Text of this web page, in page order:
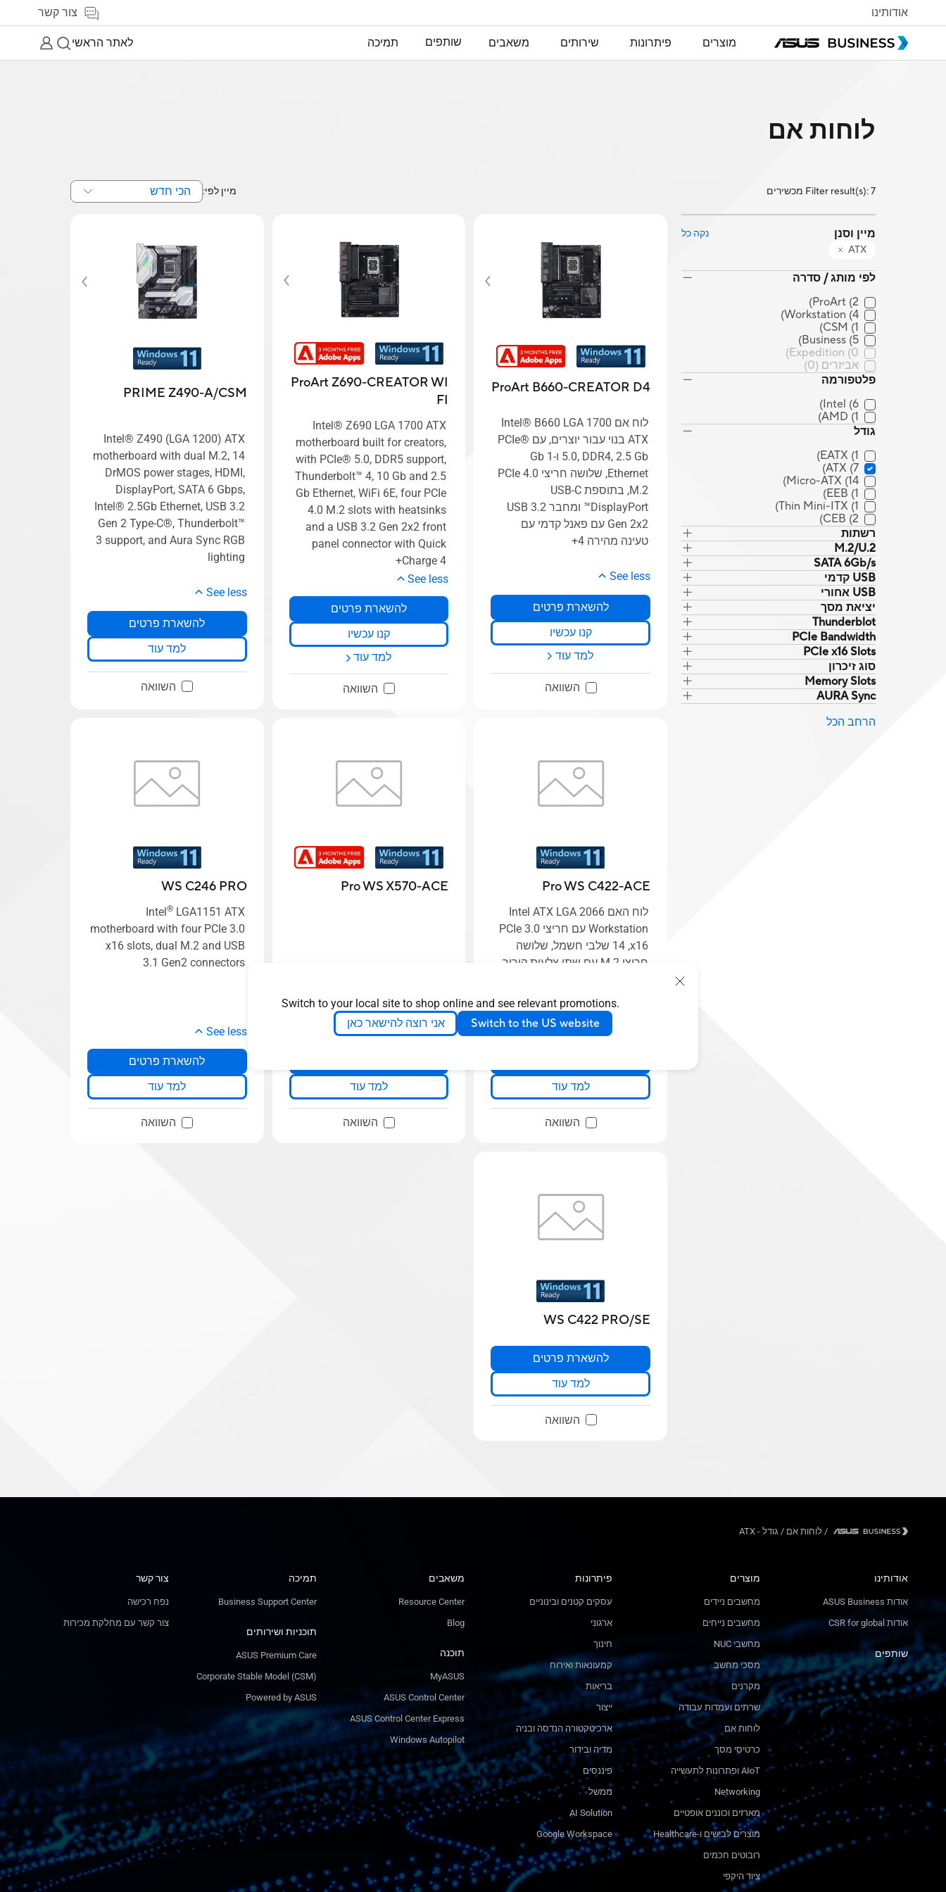
Switch to your local site to shop online and see relevant promotions.
אני רוצה להישאר כאן Switch to the US website
אודותינו צור קשר
מוצרים פיתרונות שירותים משאבים שותפים תמיכה לאתר הראשי
לוחות אם
Filter result(s): 7 מכשירים מיין לפי: הכי חדש
מיין וסנן
נקה כל
ATX
לפי מותג / סדרה
ProArt (2)
Workstation (4)
CSM (1)
Business (5)
Expedition (0)
אביזרים (0)
פלטפורמה
Intel (6)
AMD (1)
גודל
EATX (1)
ATX (7)
Micro-ATX (14)
EEB (1)
Thin Mini-ITX (1)
CEB (2)
רשתות
M.2/U.2
SATA 6Gb/s
USB קדמי
USB אחורי
יציאת מסך
Thunderblot
PCIe Bandwidth
PCIe x16 Slots
סוג זיכרון
Memory Slots
AURA Sync
הרחב הכל
ProArt B660-CREATOR D4
לוח אם Intel® B660 LGA 1700
ATX בנוי עבור יוצרים, עם PCIe®
5.0, DDR4, 2.5 Gb ו-1 Gb
Ethernet, שלושה חריצי PCIe 4.0
M.2, בתוספת USB-C
DisplayPort™ ומחבר USB 3.2
Gen 2x2 עם פאנל קדמי עם
טעינה מהירה 4+
See less
להשארת פרטים
קנו עכשיו
למד עוד
השוואה
ProArt Z690-CREATOR WI
FI
Intel® Z690 LGA 1700 ATX
motherboard built for creators,
with PCIe® 5.0, DDR5 support,
Thunderbolt™ 4, 10 Gb and 2.5
Gb Ethernet, WiFi 6E, four PCIe
4.0 M.2 slots with heatsinks
and a USB 3.2 Gen 2x2 front
panel connector with Quick
Charge 4+
See less
להשארת פרטים
קנו עכשיו
למד עוד
השוואה
PRIME Z490-A/CSM
Intel® Z490 (LGA 1200) ATX
motherboard with dual M.2, 14
DrMOS power stages, HDMI,
DisplayPort, SATA 6 Gbps,
Intel® 2.5Gb Ethernet, USB 3.2
Gen 2 Type-C®, Thunderbolt™
3 support, and Aura Sync RGB
lighting
See less
להשארת פרטים
למד עוד
השוואה
Pro WS C422-ACE
לוח האם Intel ATX LGA 2066
Workstation עם חריצי PCIe 3.0
x16, ‏14 שלבי חשמל, שלושה
חריצי M.2 עם שתי צלעות קירור
ASUS Control Center Express
See less
למד עוד
השוואה
Pro WS X570-ACE
See less
למד עוד
השוואה
WS C246 PRO
Intel®LGA1151 ATX
motherboard with four PCIe 3.0
x16 slots, dual M.2 and USB
3.1 Gen2 connectors
See less
להשארת פרטים
למד עוד
השוואה
WS C422 PRO/SE
להשארת פרטים
למד עוד
השוואה
/ לוחות אם / גודל - ATX
אודותינו
אודות ASUS Business
אודות CSR for global
שותפים
מוצרים
מחשבים ניידים
מחשבים נייחים
מחשבי NUC
מסכי מחשב
מקרנים
שרתים ועמדות עבודה
לוחות אם
כרטיסי מסך
AIoT ופתרונות לתעשייה
Networking
מארזים וכוננים אופטיים
מוצרים לבישים ו-Healthcare
רובוטים חכמים
ציוד היקפי
פיתרונות
עסקים קטנים ובינוניים
ארגוני
חינוך
קמעונאות ואירוח
בריאות
ייצור
ארכיטקטורה הנדסה ובניה
מדיה ובידור
פיננסים
ממשל
AI Solution
Google Workspace
משאבים
Resource Center
Blog
תוכנה
MyASUS
ASUS Control Center
ASUS Control Center Express
Windows Autopilot
תמיכה
Business Support Center
תוכניות ושירותים
ASUS Premium Care
Corporate Stable Model (CSM)
Powered by ASUS
צור קשר
נפח רכישה
צור קשר עם מחלקת מכירות